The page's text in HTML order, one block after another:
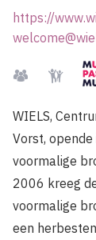
https://
Groepen
WIELS,
Vorst,
voormalige
2006 kreeg
voormalige
een